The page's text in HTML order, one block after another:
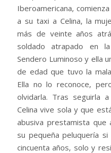
La película, que está
competir por el
Iberoamericana,
a su taxi a Celina, la
más de veinte años
soldado atrapado en
Sendero Luminoso y ella
de edad que tuvo la
Ella no lo reconoce,
olvidarla. Tras seguirla